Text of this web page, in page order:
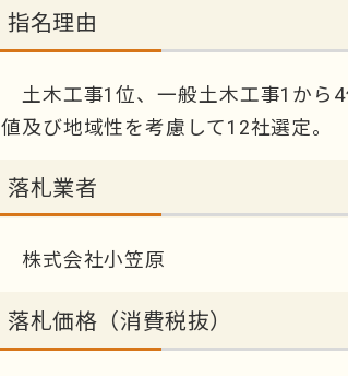
指名理由
土木工事1位、一般土木工事1から4
値及び地域性を考慮して12社選定。
落札業者
株式会社小笠原
落札価格（消費税抜）